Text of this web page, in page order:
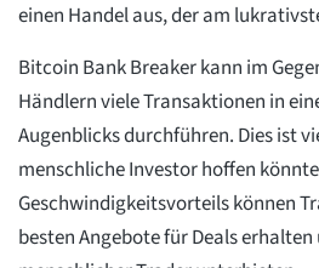
einen Handel aus, der am
Bitcoin Bank Breaker kann im
Händlern viele Transaktionen in
Augenblicks durchführen. Dies ist
menschliche Investor hoffen
Geschwindigkeitsvorteils können
besten Angebote für Deals